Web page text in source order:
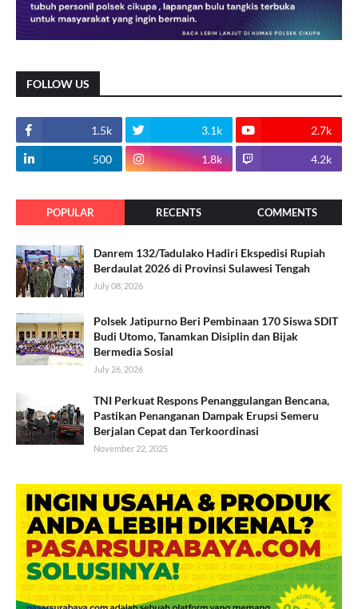
FOLLOW US
1.5k 3.1k 2.7k
500 1.8k 4.2k
POPULAR RECENTS COMMENTS
Danrem 132/Tadulako Hadiri Ekspedisi Rupiah
Berdaulat 2026 di Provinsi Sulawesi Tengah
July 08, 2026
Polsek Jatipurno Beri Pembinaan 170 Siswa SDIT
Budi Utomo, Tanamkan Disiplin dan Bijak
Bermedia Sosial
July 26, 2026
TNI Perkuat Respons Penanggulangan Bencana,
Pastikan Penanganan Dampak Erupsi Semeru
Berjalan Cepat dan Terkoordinasi
November 22, 2025